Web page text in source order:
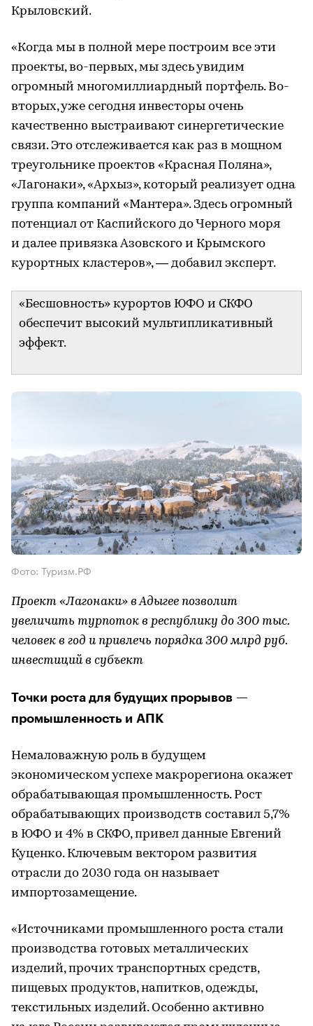
Крыловский.
«Когда мы в полной мере построим все эти
проекты, во-первых, мы здесь увидим
огромный многомиллиардный портфель. Во-
вторых, уже сегодня инвесторы очень
качественно выстраивают синергетические
связи. Это отслеживается как раз в мощном
треугольнике проектов «Красная Поляна»,
«Лагонаки», «Архыз», который реализует одна
группа компаний «Мантера». Здесь огромный
потенциал от Каспийского до Черного моря
и далее привязка Азовского и Крымского
курортных кластеров», — добавил эксперт.
«Бесшовность» курортов ЮФО и СКФО
обеспечит высокий мультипликативный
эффект.
Фото: Туризм.РФ
Проект «Лагонаки» в Адыгее позволит
увеличить турпоток в республику до 300 тыс.
человек в год и привлечь порядка 300 млрд руб.
инвестиций в субъект
Точки роста для будущих прорывов —
промышленность и АПК
Немаловажную роль в будущем
экономическом успехе макрорегиона окажет
обрабатывающая промышленность. Рост
обрабатывающих производств составил 5,7%
в ЮФО и 4% в СКФО, привел данные Евгений
Куценко. Ключевым вектором развития
отрасли до 2030 года он называет
импортозамещение.
«Источниками промышленного роста стали
производства готовых металлических
изделий, прочих транспортных средств,
пищевых продуктов, напитков, одежды,
текстильных изделий. Особенно активно